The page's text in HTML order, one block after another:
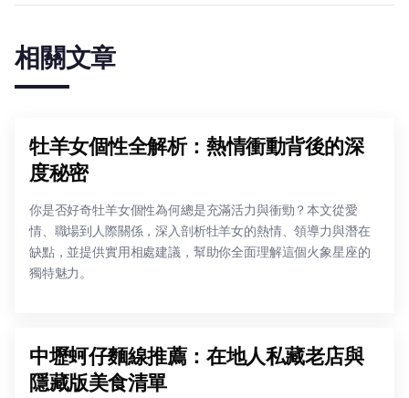
相關文章
牡羊女個性全解析：熱情衝動背後的深
度秘密
你是否好奇牡羊女個性為何總是充滿活力與衝勁？本文從愛
情、職場到人際關係，深入剖析牡羊女的熱情、領導力與潛在
缺點，並提供實用相處建議，幫助你全面理解這個火象星座的
獨特魅力。
中壢蚵仔麵線推薦：在地人私藏老店與
隱藏版美食清單